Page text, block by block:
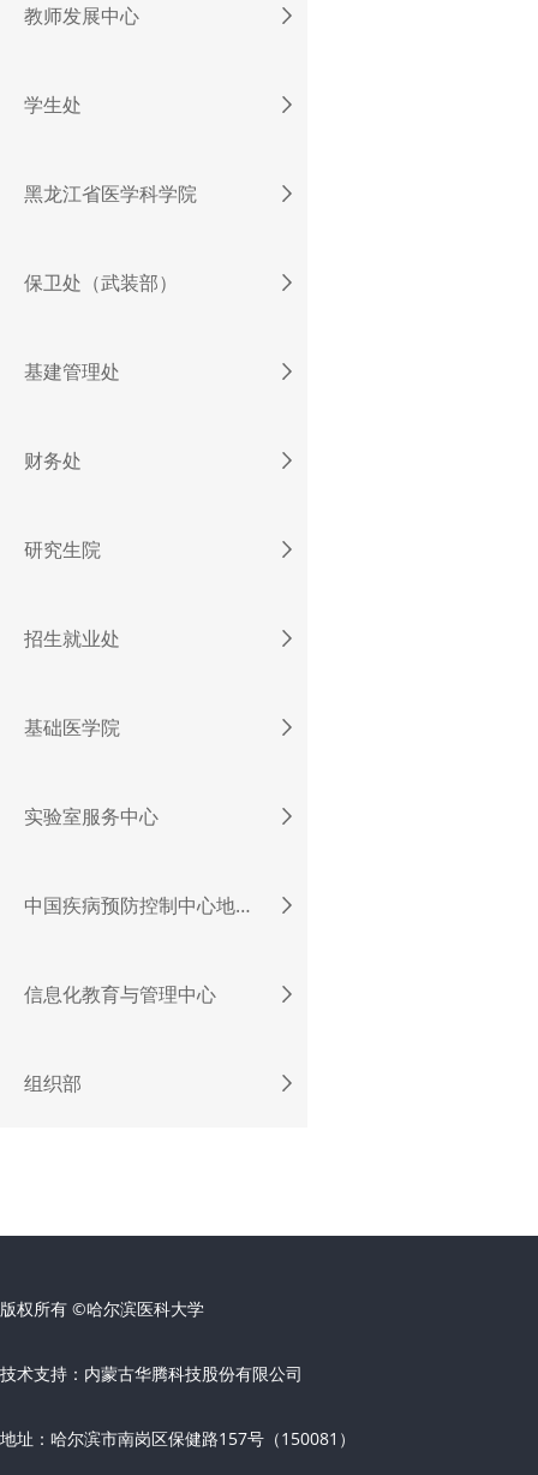
教师发展中心
学生处
黑龙江省医学科学院
保卫处（武装部）
基建管理处
财务处
研究生院
招生就业处
基础医学院
实验室服务中心
中国疾病预防控制中心地方病控制中心
信息化教育与管理中心
组织部
版权所有 ©哈尔滨医科大学
技术支持：内蒙古华腾科技股份有限公司
地址：哈尔滨市南岗区保健路157号（150081）